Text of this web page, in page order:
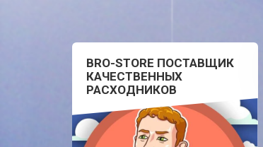
BRO-STORE ПОСТАВЩИК
КАЧЕСТВЕННЫХ
РАСХОДНИКОВ